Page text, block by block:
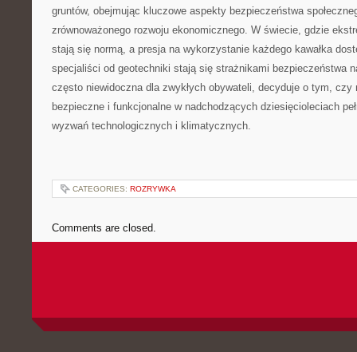
gruntów, obejmując kluczowe aspekty bezpieczeństwa
zrównoważonego rozwoju ekonomicznego. W świecie, gdzie
stają się normą, a presja na wykorzystanie każdego kawałka
specjaliści od geotechniki stają się strażnikami bezpieczeństwa
często niewidoczna dla zwykłych obywateli, decyduje o tym, czy
bezpieczne i funkcjonalne w nadchodzących dziesięcioleciach
wyzwań technologicznych i klimatycznych.
CATEGORIES: ROZRYWKA
Comments are closed.